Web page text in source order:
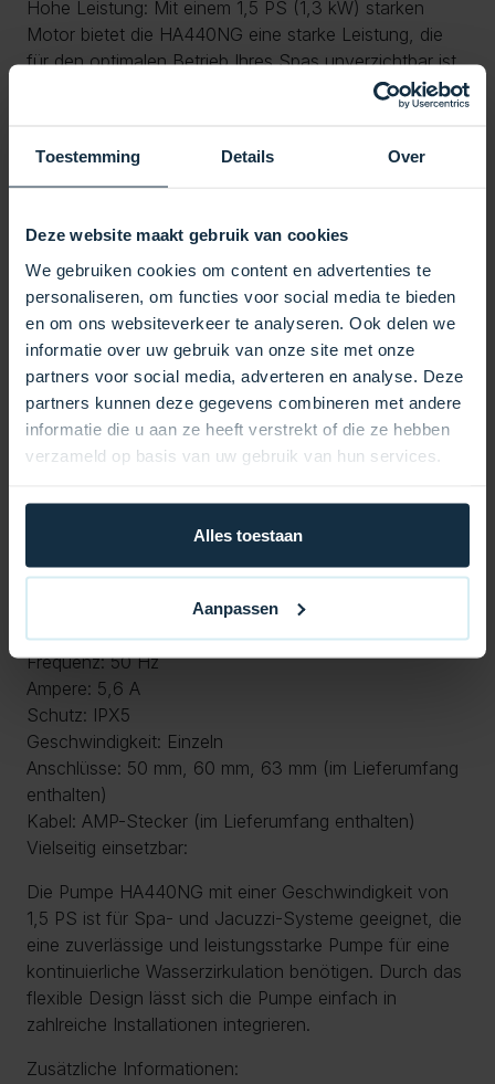
Toestemming Details Over
Deze website maakt gebruik van cookies
We gebruiken cookies om content en advertenties te
personaliseren, om functies voor social media te bieden
en om ons websiteverkeer te analyseren. Ook delen we
informatie over uw gebruik van onze site met onze
partners voor social media, adverteren en analyse. Deze
partners kunnen deze gegevens combineren met andere
informatie die u aan ze heeft verstrekt of die ze hebben
verzameld op basis van uw gebruik van hun services.
Alles toestaan
Aanpassen
Hohe Leistung: Mit einem 1,5 PS (1,3 kW) starken
Motor bietet die HA440NG eine starke Leistung, die
für den optimalen Betrieb Ihres Spas unverzichtbar ist.
Flexible Installation: Der drehbare Pumpenkörper
erleichtert die Positionierung des Auslasses nach links
Die Richtungseinstellung erfolgt ganz einfach durch
Lösen der 4 Motorschrauben und Drehen des
Verschiedene Anschlüsse: Die Pumpe wird mit
Anschlüssen für 50 mm, 60 mm und 63 mm Rohre
geliefert. Sie können auch alte Verbindungen
wiederverwenden, sofern diese noch funktionsfähig
sind. Für andere Rohrgrößen sind optionale Anschlüsse
in unserem Bereich „Raccords und Unions“ verfügbar.
Elektrische Anschlüsse: Die Pumpe wird mit Kabel und
AMP-Stecker geliefert. Sie können Ihr altes Kabel
weiterverwenden oder einen neuen Stecker kaufen,
Stecker finden Sie in unserem Abschnitt „Kabel und
Technische Daten:
Leistung: 1,5 PS (1,3 kW)
Spannung: 220–240 V
Frequenz: 50 Hz
Ampere: 5,6 A
Schutz: IPX5
Geschwindigkeit: Einzeln
Anschlüsse: 50 mm, 60 mm, 63 mm (im Lieferumfang
enthalten)
Kabel: AMP-Stecker (im Lieferumfang enthalten)
Vielseitig einsetzbar:
Die Pumpe HA440NG mit einer Geschwindigkeit von
1,5 PS ist für Spa- und Jacuzzi-Systeme geeignet, die
eine zuverlässige und leistungsstarke Pumpe für eine
kontinuierliche Wasserzirkulation benötigen. Durch das
flexible Design lässt sich die Pumpe einfach in
zahlreiche Installationen integrieren.
Zusätzliche Informationen: